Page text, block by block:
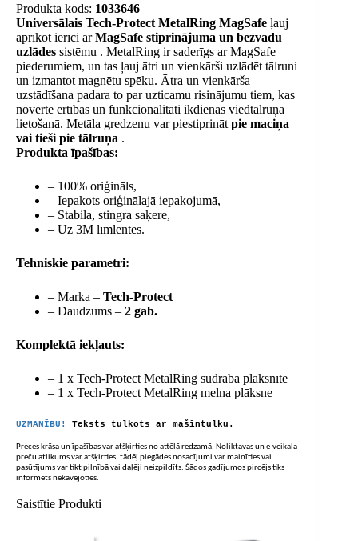
Produkta kods: 1033646
Universālais Tech-Protect MetalRing MagSafe ļauj
aprīkot ierīci arMagSafe stiprinājuma un bezvadu
uzlādes sistēmu . MetalRing ir saderīgs ar MagSafe
piederumiem, un tas ļauj ātri un vienkārši uzlādēt tālruni
un izmantot magnētu spēku. Ātra un vienkārša
uzstādīšana padara to par uzticamu risinājumu tiem, kas
novērtē ērtības un funkcionalitāti ikdienas viedtālruņa
lietošanā. Metāla gredzenu var piestiprināt pie maciņa
vai tieši pie tālruņa .
Produkta īpašības:
– 100% oriģināls,
– Iepakots oriģinālajā iepakojumā,
– Stabila, stingra saķere,
– Uz 3M līmlentes.
Tehniskie parametri:
– Marka – Tech-Protect
– Daudzums – 2 gab.
Komplektā iekļauts:
– 1 x Tech-Protect MetalRing sudraba plāksnīte
– 1 x Tech-Protect MetalRing melna plāksne
UZMANĪBU! Teksts tulkots ar mašīntulku.
Preces krāsa un īpašības var atšķirties no attēlā redzamā. Noliktavas un e-veikala
preču atlikums var atšķirties, tādēļ piegādes nosacījumi var mainīties vai
pasūtījums var tikt pilnībā vai daļēji neizpildīts. Šādos gadījumos pircējs tiks
informēts nekavējoties.
Saistītie Produkti